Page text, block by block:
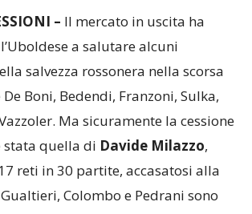
–Il mercato in uscita ha
a salutare alcuni
salvezza rossonera nella scorsa
Boni, Bedendi, Franzoni, Sulka,
Ma sicuramente la cessione
stata quella diDavide Milazzo,
reti in 30 partite, accasatosi alla